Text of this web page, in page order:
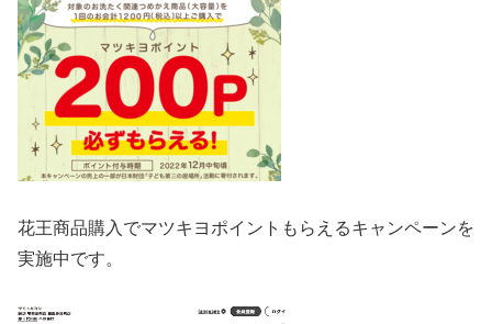
花王商品購入でマツキヨポイントもらえるキャンペーンを
実施中です。